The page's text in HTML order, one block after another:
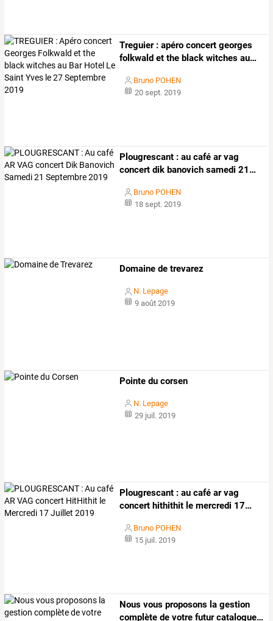
Treguier: apéro concert georges
folkwald et the black witches au…
Bruno POHEN
20 sept. 2019
Plougrescant : au café arvag
concert dik banovich samedi 21 …
Bruno POHEN
18 sept. 2019
Domaine de trevarez
N. Lepage
9 août 2019
Pointe du corsen
N. Lepage
29 juil. 2019
Plougrescant : au café arvag
concert hithithit le mercredi 17…
Bruno POHEN
15 juil. 2019
Nous vous proposons la gestion
complète de votre futurcatalogue…